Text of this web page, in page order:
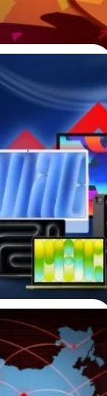
ด้าน
จงผ่าน
ทางการเมือง
ารณ์ส่งคำเชิญ
ยุคทองมาได้ไม่กี่ปี
กกี้รัน' ได้ประกาศ
ถุนายน 2018
Devsisters กับ
ที่ทุกคนเคยเติม
สิ่งที่ยังอยู่คือ
ไม่ยอม
จะเปิดเกมภาค
ล่อยมาตั้งแต่ช่วง
นช่วงแรกกระแส
มือนจะเงียบหาย
คลับกลุ่มนี้ไว้ คือ
ารแปลงโฉมสู่เกม
องอยู่แค่เกมแนว
าง ซึ่งภาคที่สร้าง
รรีบซื้อก่อน
เดิม !
และคาดเดาว่า
ว่า "ควรรีบซื้อ
อน" Apple
ปรับราคาของ
แพงขึ้นค่อนข้าง
เพิ่มขึ้น
฿19,900
512GB
Air 13" M5
Air 15"
MacBook Pro
งก์ปลอม สูง